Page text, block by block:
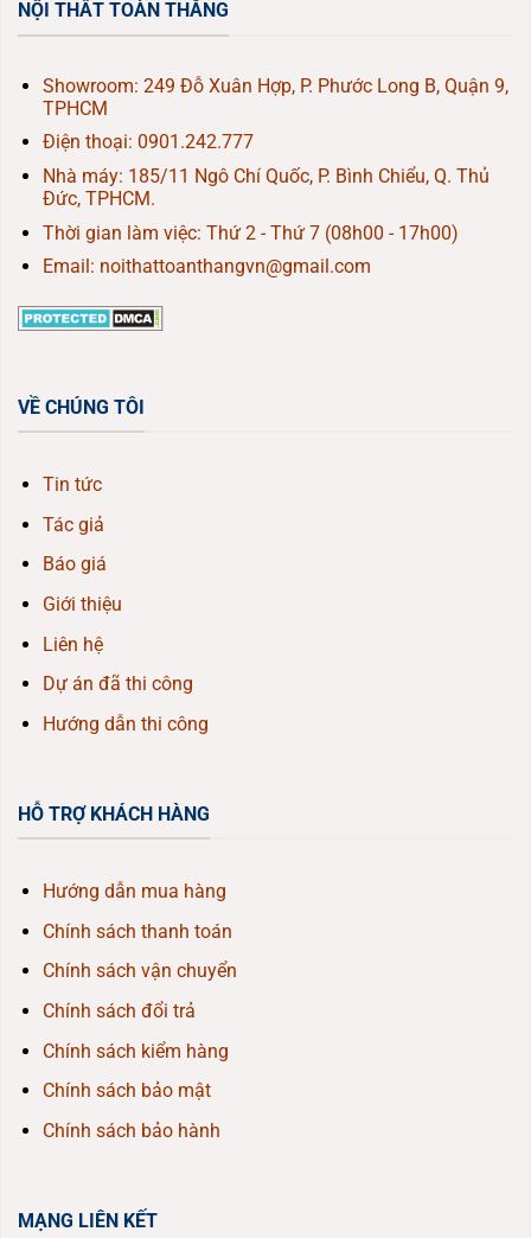
NỘI THẤT TOÀN THẮNG
Showroom: 249 Đỗ Xuân Hợp, P. Phước Long B, Quận 9,
TPHCM
Điện thoại: 0901.242.777
Nhà máy: 185/11 Ngô Chí Quốc, P. Bình Chiểu, Q. Thủ
Đức, TPHCM.
Thời gian làm việc: Thứ 2 - Thứ 7 (08h00 - 17h00)
Email: noithattoanthangvn@gmail.com
VỀ CHÚNG TÔI
Tin tức
Tác giả
Báo giá
Giới thiệu
Liên hệ
Dự án đã thi công
Hướng dẫn thi công
HỖ TRỢ KHÁCH HÀNG
Hướng dẫn mua hàng
Chính sách thanh toán
Chính sách vận chuyển
Chính sách đổi trả
Chính sách kiểm hàng
Chính sách bảo mật
Chính sách bảo hành
MẠNG LIÊN KẾT